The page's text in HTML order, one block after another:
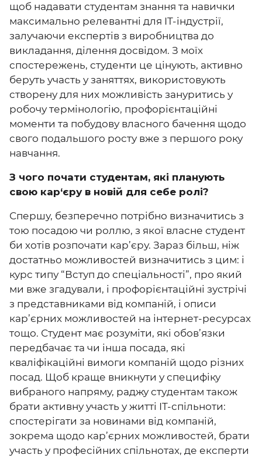
щоб надавати студентам знання та навички
максимально релевантні для IT-індустрії,
залучаючи експертів з виробництва до
викладання, ділення досвідом. З моїх
спостережень, студенти це цінують, активно
беруть участь у заняттях, використовують
створену для них можливість зануритись у
робочу термінологію, профорієнтаційні
моменти та побудову власного бачення щодо
свого подальшого росту вже з першого року
навчання.
З чого почати студентам, які планують
свою кар‘єру в новій для себе ролі?
Спершу, безперечно потрібно визначитись з
тою посадою чи роллю, з якої власне студент
би хотів розпочати кар’єру. Зараз більш, ніж
достатньо можливостей визначитись з цим: і
курс типу “Вступ до спеціальності”, про який
ми вже згадували, і профорієнтаційні зустрічі
з представниками від компаній, і описи
кар’єрних можливостей на інтернет-ресурсах
тощо. Студент має розуміти, які обов’язки
передбачає та чи інша посада, які
кваліфікаційні вимоги компаній щодо різних
посад. Щоб краще вникнути у специфіку
вибраного напряму, раджу студентам також
брати активну участь у житті IT-спільноти:
спостерігати за новинами від компаній,
зокрема щодо кар’єрних можливостей, брати
участь у професійних спільнотах, де експерти